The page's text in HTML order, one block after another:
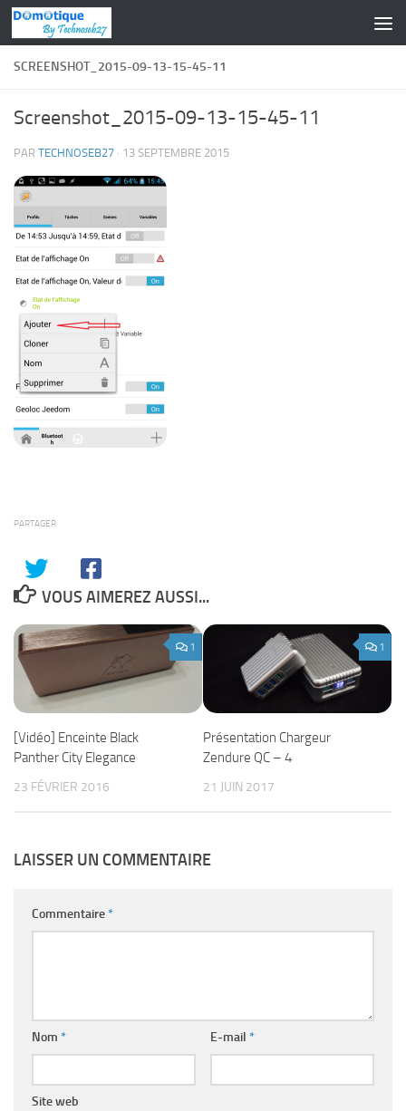
Skip to content
SCREENSHOT_2015-09-13-15-45-11
Screenshot_2015-09-13-15-45-11
PAR TECHNOSEB27 · 13 SEPTEMBRE 2015
PARTAGER
VOUS AIMEREZ AUSSI...
1
[Vidéo] Enceinte Black
Panther City Elegance
23 FÉVRIER 2016
1
Présentation Chargeur
Zendure QC – 4
21 JUIN 2017
LAISSER UN COMMENTAIRE
Commentaire*
Nom * E-mail *
Site web